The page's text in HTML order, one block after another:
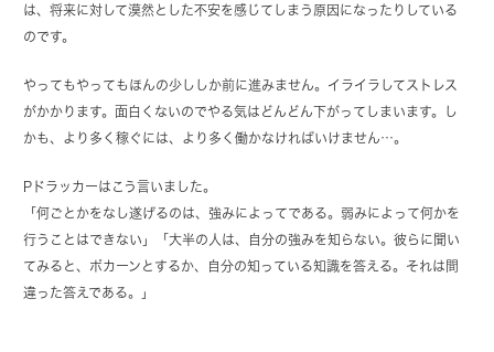
は、将来に対して漠然とした不安を感じてしまう原因になったりしている
のです。
やってもやってもほんの少ししか前に進みません。イライラしてストレス
がかかります。面白くないのでやる気はどんどん下がってしまいます。し
かも、より多く稼ぐには、より多く働かなければいけません…。
Pドラッカーはこう言いました。
「何ごとかをなし遂げるのは、強みによってである。弱みによって何かを
行うことはできない」「大半の人は、自分の強みを知らない。彼らに聞い
てみると、ポカーンとするか、自分の知っている知識を答える。それは間
違った答えである。」